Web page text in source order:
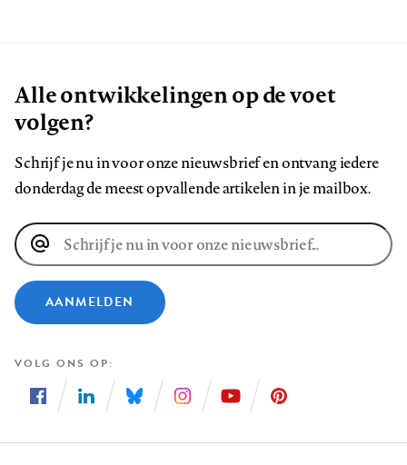
Alle ontwikkelingen op de voet
volgen?
Schrijf je nu in voor onze nieuwsbrief en ontvang iedere
donderdag de meest opvallende artikelen in je mailbox.
E-
mailadres
AANMELDEN
VOLG ONS OP
ons
ons
ons
ons
ons
ons